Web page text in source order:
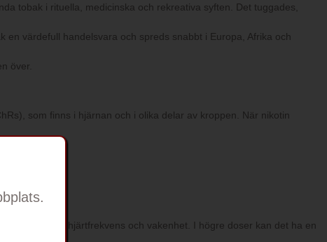
tobak i rituella, medicinska och rekreativa syften. Det tuggades,
värdefull handelsvara och spreds snabbt i Europa, Afrika och
över.
som finns i hjärnan och i olika delar av kroppen. När nikotin
ökar fokus, hjärtfrekvens och vakenhet. I högre doser kan det ha en